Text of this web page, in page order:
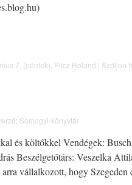
7. (péntek), Pilcz Roland | Szóljon
Somogyi-könyvtár
és költőkkel Vendégek:
Beszélgetőtárs: Veszelka
vállalkozott, hogy